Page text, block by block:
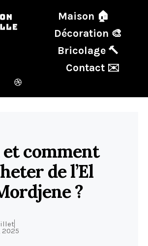
Maison 🏠
Décoration 🎨
Bricolage 🔨
Contact ✉️
et comment
de l’El
?
2025